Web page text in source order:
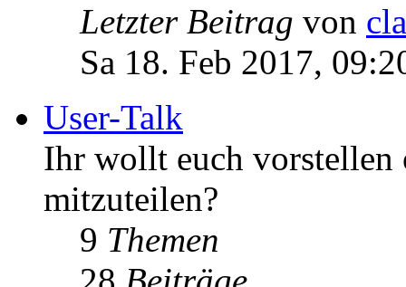
Letzter Beitrag von
Sa 18. Feb 2017,
User-Talk
Ihr wollt euch vorstellen
mitzuteilen?
9 Themen